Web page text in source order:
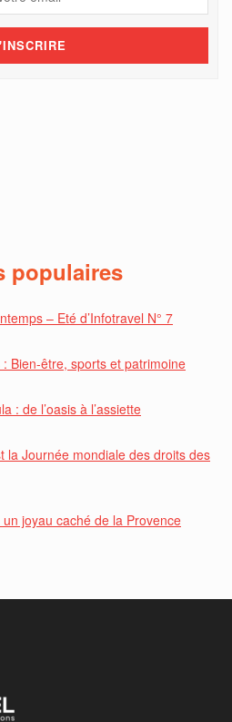
populaires
– Eté d’Infotravel N° 7
Bien-être, sports et patrimoine
: de l’oasis à l’assiette
la Journée mondiale des droits des
joyau caché de la Provence